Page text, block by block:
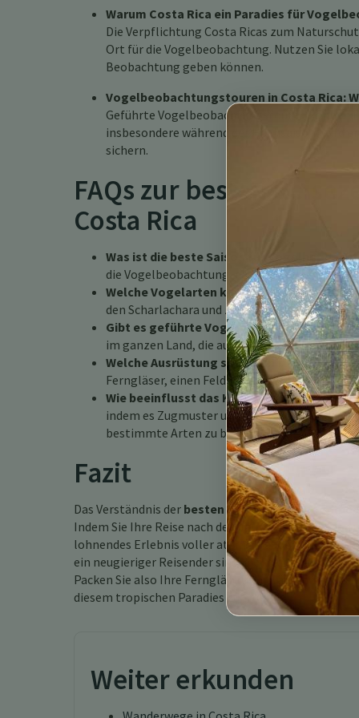
Warum Costa Rica ein Paradies für
Die Verpflichtung Costa Ricas zum
Ort für die Vogelbeobachtung. Nutzen Sie
Beobachtung geben können.
Vogelbeobachtungstouren in Costa Rica:
Geführte Vogelbeobachtungstouren können
insbesondere während der Hochsaison, wird
sichern.
FAQs zur besten
Costa Rica
Was ist die beste Saison für
die Vogelbeobachtung, da viele Zugvögel
Welche Vogelarten kann ich in Costa Rica
den Scharlachara und zahlreiche Kolibris.
Gibt es geführte
im ganzen Land, die auf unterschiedliche
Welche Ausrüstung sollte ich für die
Ferngläser, einen Feldführer, bequeme
Wie beeinflusst das Klima die
indem es Zugmuster und Brutverhalten
bestimmte Arten zu beobachten.
Fazit
Das Verständnis der besten Reisezeit für
Indem Sie Ihre Reise nach den Jahreszeiten
lohnendes Erlebnis voller atemberaubender
ein neugieriger Reisender sind, die reiche
Packen Sie also Ihre Ferngläser ein, wählen Sie
diesem tropischen Paradies zu erkunden.
Weiter erkunden